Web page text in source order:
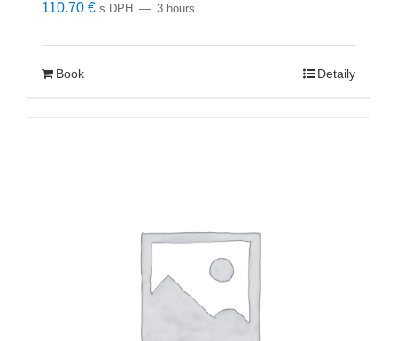
110.70 € s DPH 3 hours
Book Detaily